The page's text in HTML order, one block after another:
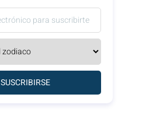
SUSCRIBIRSE